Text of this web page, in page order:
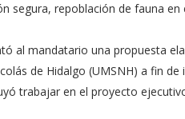
segura, repoblación de fauna
al mandatario una propuesta
de Hidalgo (UMSNH) a fin
trabajar en el proyecto